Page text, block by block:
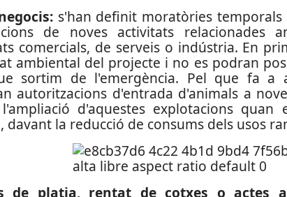
s'han definit moratòries temporals
de noves activitats relacionades
comercials, de serveis o indústria. En
ambiental del projecte i no es podran
sortim de l'emergència. Pel que fa a
autoritzacions d'entrada d'animals a
d'aquestes explotacions
davant la reducció de consums dels usos
de platja, rentat de cotxes o actes